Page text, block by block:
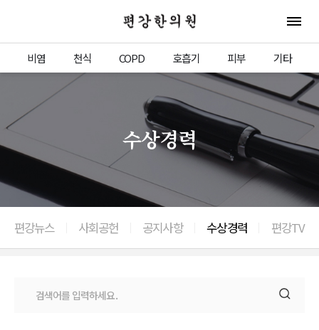
편강한의원 전체
비염 천식 COPD 호흡기 피부 기타
수상경력
편강뉴스 사회공헌 공지사항 수상경력 편강TV